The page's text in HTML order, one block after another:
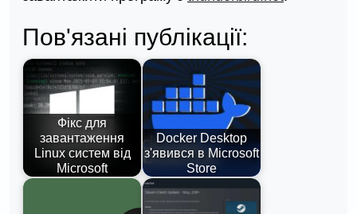
Пов'язані публікації:
Фікс для
завантаження
Linux систем від
Microsoft
Docker Desktop
з'явився в Microsoft
Store